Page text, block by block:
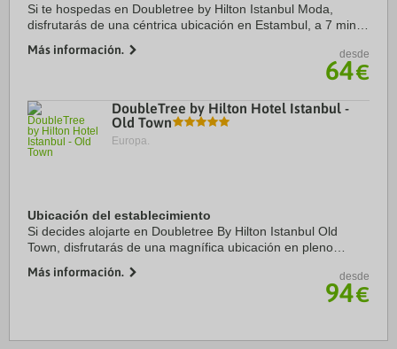
Si te hospedas en Doubletree by Hilton Istanbul Moda,
disfrutarás de una céntrica ubicación en Estambul, a 7 min a
Süreyya. Además, este hotel de ...
Más información. desde
64€
DoubleTree by Hilton Hotel Istanbul -
Old Town
Europa.
Ubicación del establecimiento
Si decides alojarte en Doubletree By Hilton Istanbul Old
Town, disfrutarás de una magnífica ubicación en pleno
Mezquita de Süleymaniye. Además, ...
Más información. desde
94€